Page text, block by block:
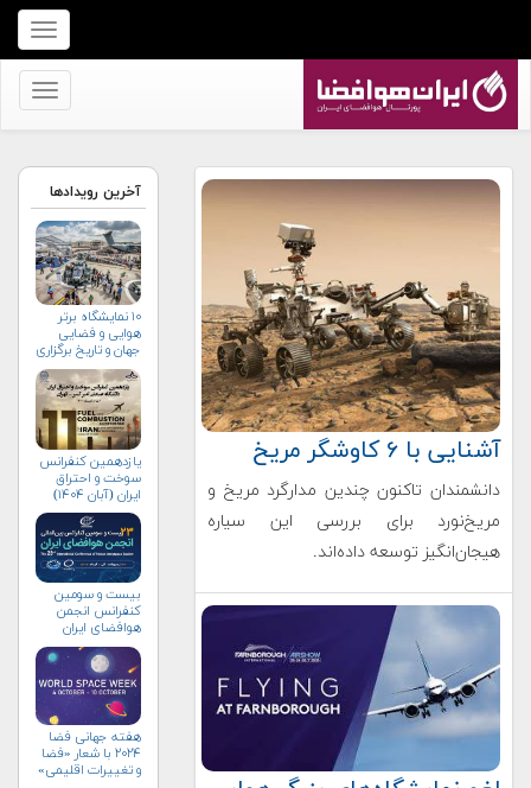
برای
نمایش
منو
برای
کنید
آشنایی با ۶ کاوشگر مریخ
دانشمندان تاکنون چندین مدارگرد مریخ و
مریخ‌نورد برای بررسی این سیاره
هیجان‌انگیز توسعه داده‌اند.
آخرین رویدادها
۱۰ نمایشگاه برتر
هوایی و فضایی
جهان و تاریخ برگزاری
آن‌ها
یازدهمین کنفرانس
سوخت و احتراق
ایران (آبان‌ ۱۴۰۴)
بیست و سومین
کنفرانس انجمن
هوافضای ايران
هفته جهانی فضا
۲۰۲۴ با شعار «فضا
و تغییرات اقلیمی»